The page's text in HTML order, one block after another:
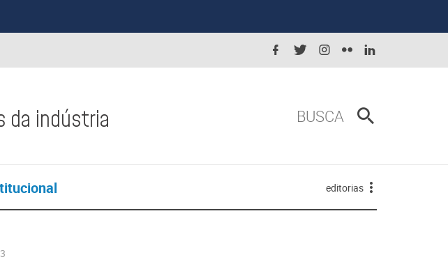
da indústria BUSCA
editorias